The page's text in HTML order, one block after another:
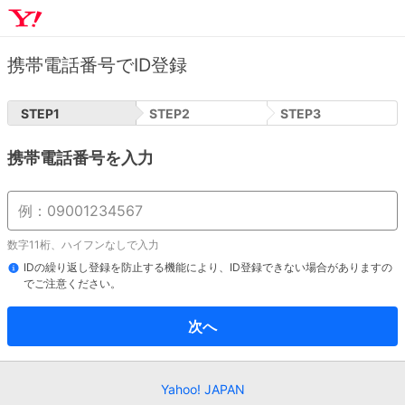
携帯電話番号でID登録
STEP1 STEP2 STEP3
携帯電話番号を入力
数字11桁、ハイフンなしで入力
IDの繰り返し登録を防止する機能により、ID登録できない場合がありますの
でご注意ください。
次へ
Yahoo! JAPAN